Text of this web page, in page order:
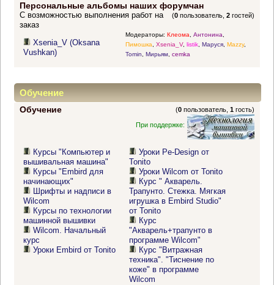
Персональные альбомы наших форумчан
(0 пользователь,2 гостей)
С возможностью выполнения работ на
заказ
Xsenia_V (Oksana
Vushkan)
Модераторы: Клеома, Антонина,
Пимошка, Xsenia_V, listik, Маруся, Mazzy,
Tomin, Мирьям, cemka
Обучение
Обучение (0 пользователь,1 гость)
При поддержке:
Курсы "Компьютер и
вышивальная машина"
Курсы "Embird для
начинающих"
Шрифты и надписи в
Wilcom
Курсы по технологии
машинной вышивки
Wilcom. Начальный
курс
Уроки Embird от Tonito
Уроки Pe-Design от
Tonito
Уроки Wilcom от Tonito
Курс " Акварель.
Трапунто. Стежка. Мягкая
игрушка в Embird Studio"
от Tonito
Курс
"Акварель+трапунто в
программе Wilcom"
Курс "Витражная
техника". "Тиснение по
коже" в программе
Wilcom